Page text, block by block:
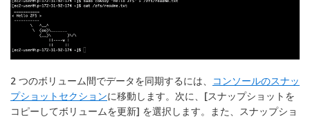
2 つのボリューム間でデータを同期するには、
コンソールのスナッ
プショットセクションに移動します。次に、[スナップショットを
コピーしてボリュームを更新] を選択します。また、スナップショ